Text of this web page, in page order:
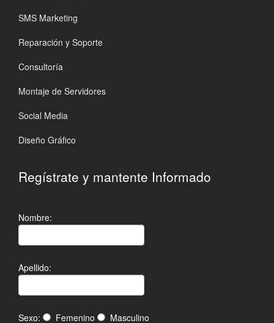
SMS Marketing
Reparación y Soporte
Consultoría
Montaje de Servidores
Social Media
Diseño Gráfico
Regístrate y mantente Informado
Nombre:
Apellido:
Sexo: Femenino Masculino